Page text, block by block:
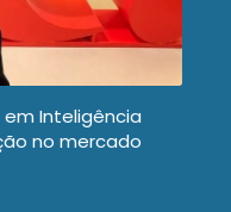
Inteligência
no mercado